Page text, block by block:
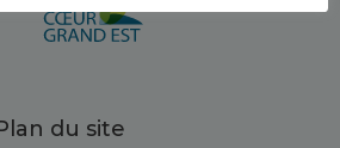
du site